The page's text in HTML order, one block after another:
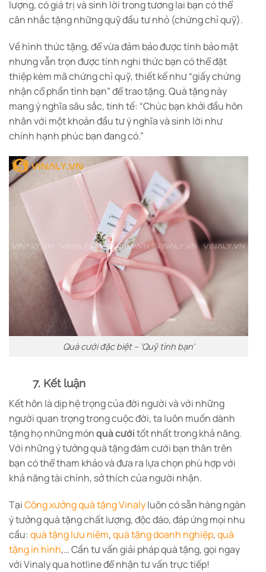
lượng, có giá trị và sinh lời trong tương lai bạn có thể
cân nhắc tặng những quỹ đầu tư nhỏ (chứng chỉ quỹ).
Về hình thức tặng, để vừa đảm bảo được tính bảo mật
nhưng vẫn trọn được tính nghi thức bạn có thể đặt
thiệp kèm mã chứng chỉ quỹ, thiết kế như “giấy chứng
nhận cổ phần tình bạn” để trao tặng. Quà tặng này
mang ý nghĩa sâu sắc, tinh tế: “Chúc bạn khởi đầu hôn
nhân với một khoản đầu tư ý nghĩa và sinh lời như
chính hạnh phúc bạn đang có.”
Quà cưới đặc biệt – ‘Quỹ tình bạn’
7. Kết luận
Kết hôn là dịp hệ trọng của đời người và với những
người quan trọng trong cuộc đời, ta luôn muốn dành
tặng họ những mónquà cướitốt nhất trong khả năng.
Với những ý tưởng quà tặng đám cưới bạn thân trên
bạn có thể tham khảo và đưa ra lựa chọn phù hợp với
khả năng tài chính, sở thích của người nhận.
TạiCông xưởng quà tặng Vinalyluôn có sẵn hàng ngàn
ý tưởng quà tặng chất lượng, độc đáo, đáp ứng mọi nhu
cầu: quà tặng lưu niệm,quà tặng doanh nghiệp,quà
tặng in hình,… Cần tư vấn giải pháp quà tặng, gọi ngay
với Vinaly qua hotline để nhận tư vấn trực tiếp!